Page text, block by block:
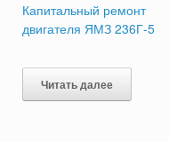
Капитальный ремонт
двигателя ЯМЗ 236Г-5
Читать далее